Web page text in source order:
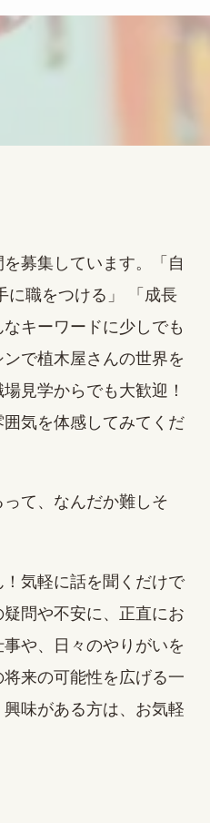
募集しています。「自
に職をつける」 「成長
キーワードに少しでも
で植木屋さんの世界を
見学からでも大歓迎！
気を体感してみてくだ
って、なんだか難しそ
気軽に話を聞くだけで
問や不安に、正直にお
や、日々のやりがいを
来の可能性を広げる一
味がある方は、お気軽